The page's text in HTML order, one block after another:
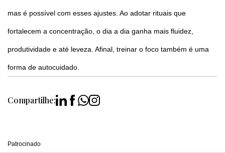
mas é possível com esses ajustes. Ao adotar rituais que
fortalecem a concentração, o dia a dia ganha mais fluidez,
produtividade e até leveza. Afinal, treinar o foco também é uma
forma de autocuidado.
Compartilhe:
Patrocinado